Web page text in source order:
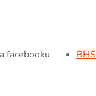
facebooku BHS